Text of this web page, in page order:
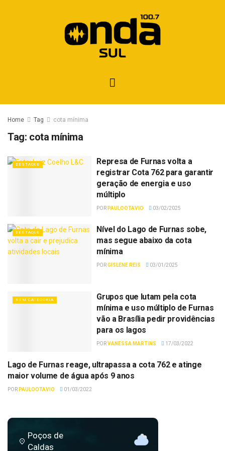
Home Tag cota mínima
Tag: cota mínima
DESTAQUE
Represa de Furnas volta a
registrar Cota 762 para garantir
geração de energia e uso
múltiplo
POR PAULOOTAVIO 03/02/2025
DESTAQUE
Nível do Lago de Furnas sobe,
mas segue abaixo da cota
mínima
PORGISLENE REIS 03/01/2025
SEM CATEGORIA
Grupos que lutam pela cota
mínima e uso múltiplo de Furnas
vão a Brasília pedir providências
para os lagos
PORVANESSA MARTINS 17/03/2022
CIDADE
Lago de Furnas reage, ultrapassa a cota 762 e atinge
maior volume de água após 9 anos
POR PAULOOTAVIO 01/03/2022
Poços de
Caldas